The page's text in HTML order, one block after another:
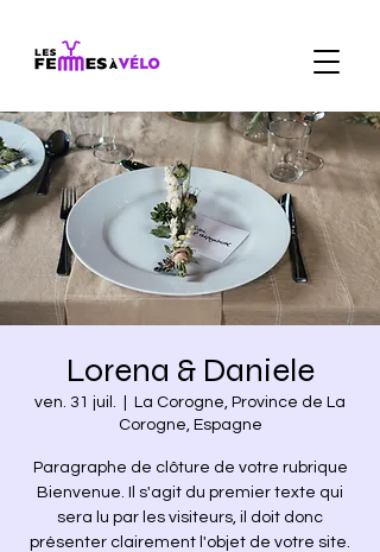
Lorena & Daniele
ven. 31 juil.
La Corogne, Province de La
Corogne, Espagne
Paragraphe de clôture de votre rubrique
Bienvenue. Il s'agit du premier texte qui
sera lu par les visiteurs, il doit donc
présenter clairement l'objet de votre site.